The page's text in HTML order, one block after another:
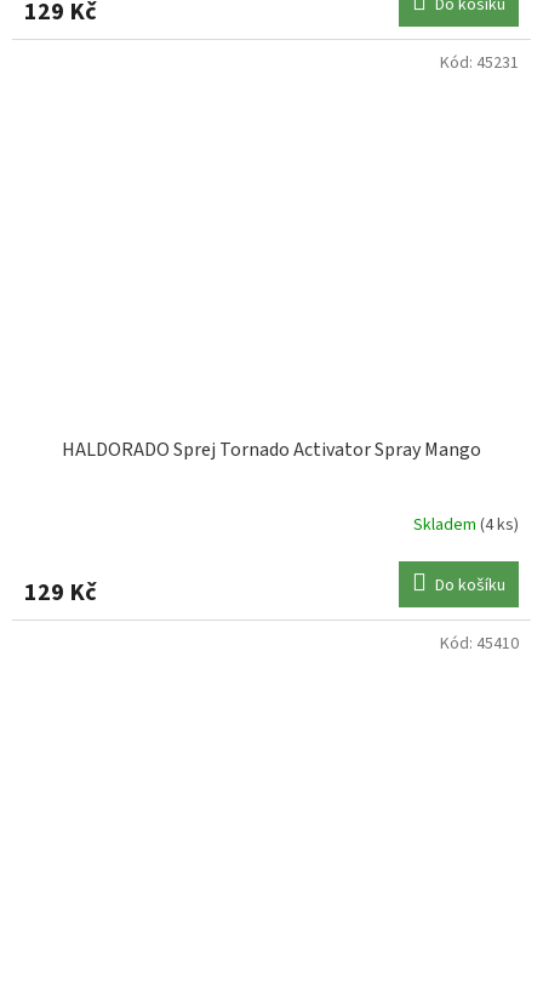
129 Kč Do košíku
HALDORADO Sprej Tornado Activator Spray Mango
Skladem (4 ks)
129 Kč Do košíku
Kód: 45231
Kód: 45410